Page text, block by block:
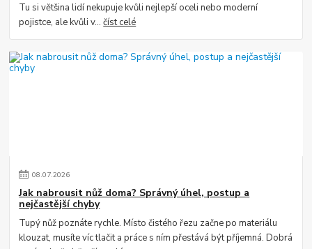
Tu si většina lidí nekupuje kvůli nejlepší oceli nebo moderní
pojistce, ale kvůli v...číst celé
08.07.2026
Jak nabrousit nůž doma? Správný úhel, postup a
nejčastější chyby
Tupý nůž poznáte rychle. Místo čistého řezu začne po materiálu
klouzat, musíte víc tlačit a práce s ním přestává být příjemná. Dobrá